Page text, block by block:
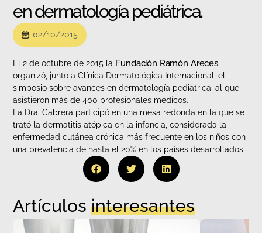
en dermatología pediátrica.
02/10/2015
El 2 de octubre de 2015 la Fundación Ramón Areces
organizó, junto a Clínica Dermatológica Internacional, el
simposio sobre avances en dermatología pediátrica, al que
asistieron más de 400 profesionales médicos.
La Dra. Cabrera participó en una mesa redonda en la que se
trató la dermatitis atópica en la infancia, considerada la
enfermedad cutánea crónica más frecuente en los niños con
una prevalencia de hasta el 20% en los países desarrollados.
Artículosinteresantes